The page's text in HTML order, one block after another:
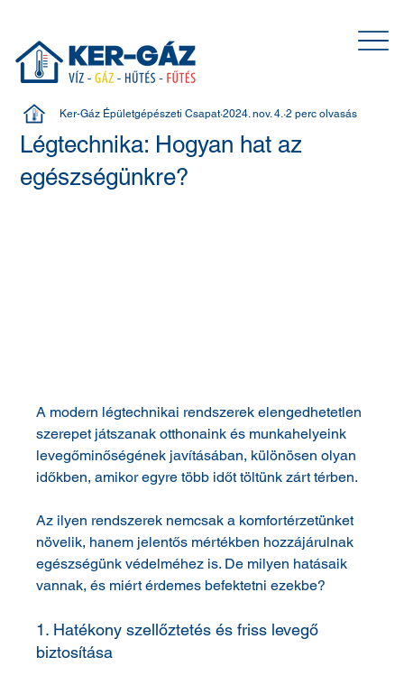
Légtechnika: Hogyan hat az
egészségünkre?
Ker-Gáz Épületgépészeti Csapat 2024. nov. 4. 2 perc olvasás
A modern légtechnikai rendszerek elengedhetetlen
szerepet játszanak otthonaink és munkahelyeink
levegőminőségének javításában, különösen olyan
időkben, amikor egyre több időt töltünk zárt térben.
Az ilyen rendszerek nemcsak a komfortérzetünket
növelik, hanem jelentős mértékben hozzájárulnak
egészségünk védelméhez is. De milyen hatásaik
vannak, és miért érdemes befektetni ezekbe?
1. Hatékony szellőztetés és friss levegő
biztosítása